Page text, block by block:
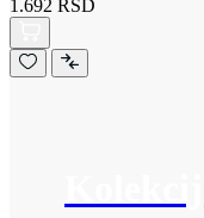
1.692 RSD